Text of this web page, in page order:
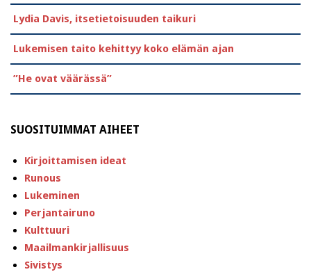
Lydia Davis, itsetietoisuuden taikuri
Lukemisen taito kehittyy koko elämän ajan
”He ovat väärässä”
SUOSITUIMMAT AIHEET
Kirjoittamisen ideat
Runous
Lukeminen
Perjantairuno
Kulttuuri
Maailmankirjallisuus
Sivistys